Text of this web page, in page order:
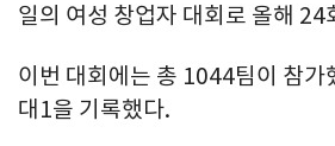
일의 여성 창업자 대회로 올해 24
이번 대회에는 총 1044팀이 참가
대1을 기록했다.